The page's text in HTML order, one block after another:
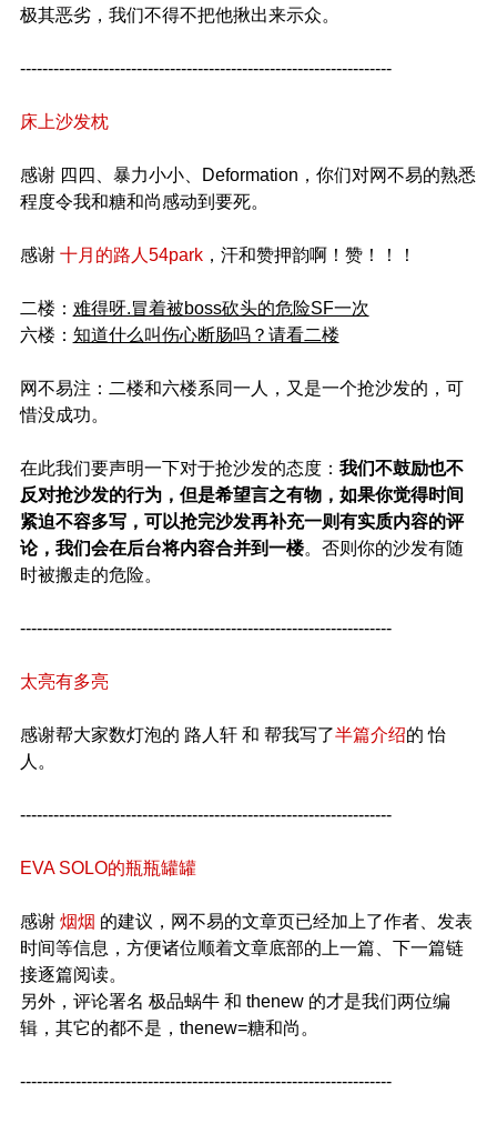
极其恶劣，我们不得不把他揪出来示众。
-------------------------------------------------------------------
床上沙发枕
感谢 四四、暴力小小、Deformation，你们对网不易的熟悉
程度令我和糖和尚感动到要死。
感谢 十月的路人54park，汗和赞押韵啊！赞！！！
二楼： 难得呀.冒着被boss砍头的危险SF一次
六楼： 知道什么叫伤心断肠吗？请看二楼
网不易注：二楼和六楼系同一人，又是一个抢沙发的，可
惜没成功。
在此我们要声明一下对于抢沙发的态度： 我们不鼓励也不
反对抢沙发的行为，但是希望言之有物，如果你觉得时间
紧迫不容多写，可以抢完沙发再补充一则有实质内容的评
论，我们会在后台将内容合并到一楼。否则你的沙发有随
时被搬走的危险。
-------------------------------------------------------------------
太亮有多亮
感谢帮大家数灯泡的 路人轩 和 帮我写了半篇介绍的 怡
人。
-------------------------------------------------------------------
EVA SOLO的瓶瓶罐罐
感谢 烟烟 的建议，网不易的文章页已经加上了作者、发表
时间等信息，方便诸位顺着文章底部的上一篇、下一篇链
接逐篇阅读。
另外，评论署名 极品蜗牛 和 thenew 的才是我们两位编
辑，其它的都不是，thenew=糖和尚。
-------------------------------------------------------------------